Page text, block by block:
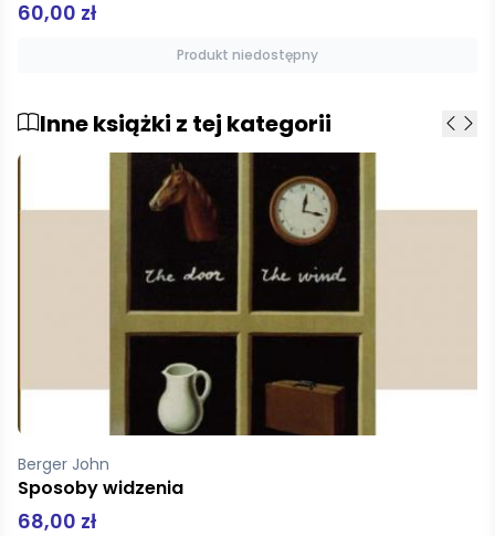
60,00 zł
Produkt niedostępny
Inne książki z tej kategorii
Muniak Radosław Filip
Efekt lalki. Lalka jako obraz i rzecz
19,90 zł39,00 zł